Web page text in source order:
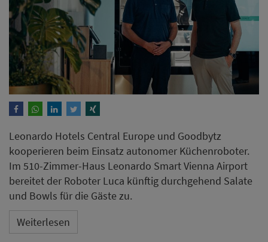
Leonardo Hotels Central Europe und Goodbytz
kooperieren beim Einsatz autonomer Küchenroboter.
Im 510-Zimmer-Haus Leonardo Smart Vienna Airport
bereitet der Roboter Luca künftig durchgehend Salate
und Bowls für die Gäste zu.
Weiterlesen